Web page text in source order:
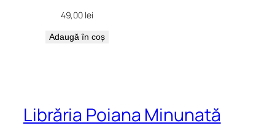
49,00 lei
Adaugă în coș
Librăria Poiana Minunată